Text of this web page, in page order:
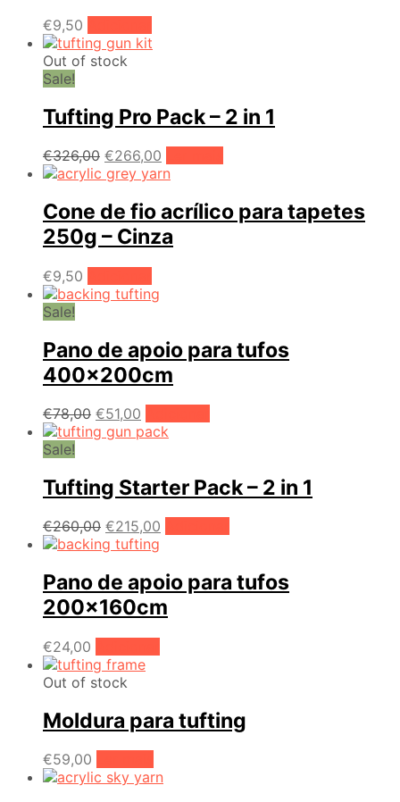
€9,50
Out of stock
Sale!
Tufting Pro Pack – 2 in 1
€326,00 O
preço
era:
€326,00.
€266,00
preço
é:
€266,00.
Cone de fio acrílico para tapetes
250g – Cinza
€9,50
Sale!
Pano de apoio para tufos
400x200cm
€78,00 O
preço
€78,00.
€51,00
preço
€51,00.
Sale!
Tufting Starter Pack – 2 in 1
€260,00 O
preço
era:
€260,00.
€215,00
é:
€215,00.
Pano de apoio para tufos
200x160cm
€24,00
Out of stock
Moldura para tufting
€59,00